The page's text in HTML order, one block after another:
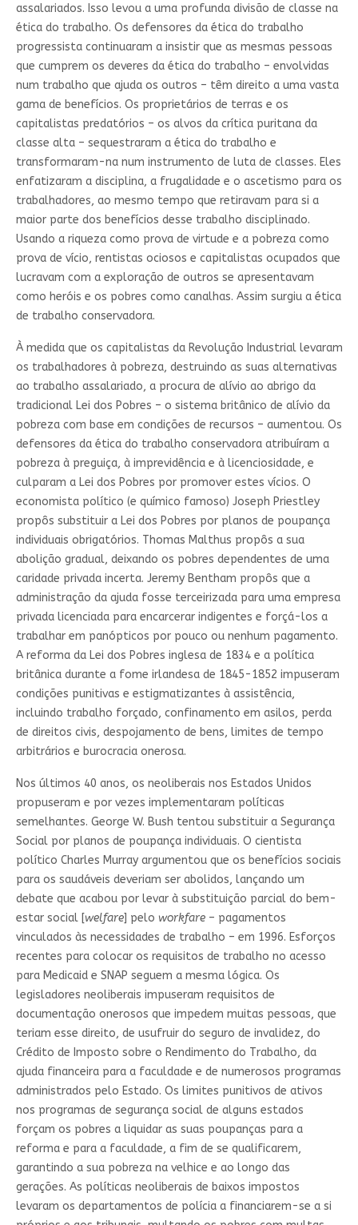
assalariados. Isso levou a uma profunda divisão de classe na
ética do trabalho. Os defensores da ética do trabalho
progressista continuaram a insistir que as mesmas pessoas
que cumprem os deveres da ética do trabalho – envolvidas
num trabalho que ajuda os outros – têm direito a uma vasta
gama de benefícios. Os proprietários de terras e os
capitalistas predatórios – os alvos da crítica puritana da
classe alta – sequestraram a ética do trabalho e
transformaram-na num instrumento de luta de classes. Eles
enfatizaram a disciplina, a frugalidade e o ascetismo para os
trabalhadores, ao mesmo tempo que retiravam para si a
maior parte dos benefícios desse trabalho disciplinado.
Usando a riqueza como prova de virtude e a pobreza como
prova de vício, rentistas ociosos e capitalistas ocupados que
lucravam com a exploração de outros se apresentavam
como heróis e os pobres como canalhas. Assim surgiu a ética
de trabalho conservadora.
À medida que os capitalistas da Revolução Industrial levaram
os trabalhadores à pobreza, destruindo as suas alternativas
ao trabalho assalariado, a procura de alívio ao abrigo da
tradicional Lei dos Pobres – o sistema britânico de alívio da
pobreza com base em condições de recursos – aumentou. Os
defensores da ética do trabalho conservadora atribuíram a
pobreza à preguiça, à imprevidência e à licenciosidade, e
culparam a Lei dos Pobres por promover estes vícios. O
economista político (e químico famoso) Joseph Priestley
propôs substituir a Lei dos Pobres por planos de poupança
individuais obrigatórios. Thomas Malthus propôs a sua
abolição gradual, deixando os pobres dependentes de uma
caridade privada incerta. Jeremy Bentham propôs que a
administração da ajuda fosse terceirizada para uma empresa
privada licenciada para encarcerar indigentes e forçá-los a
trabalhar em panópticos por pouco ou nenhum pagamento.
A reforma da Lei dos Pobres inglesa de 1834 e a política
britânica durante a fome irlandesa de 1845-1852 impuseram
condições punitivas e estigmatizantes à assistência,
incluindo trabalho forçado, confinamento em asilos, perda
de direitos civis, despojamento de bens, limites de tempo
arbitrários e burocracia onerosa.
Nos últimos 40 anos, os neoliberais nos Estados Unidos
propuseram e por vezes implementaram políticas
semelhantes. George W. Bush tentou substituir a Segurança
Social por planos de poupança individuais. O cientista
político Charles Murray argumentou que os benefícios sociais
para os saudáveis ​​deveriam ser abolidos, lançando um
debate que acabou por levar à substituição parcial do bem-
estar social [welfare] pelo workfare– pagamentos
vinculados às necessidades de trabalho – em 1996. Esforços
recentes para colocar os requisitos de trabalho no acesso
para Medicaid e SNAP seguem a mesma lógica. Os
legisladores neoliberais impuseram requisitos de
documentação onerosos que impedem muitas pessoas, que
teriam esse direito, de usufruir do seguro de invalidez, do
Crédito de Imposto sobre o Rendimento do Trabalho, da
ajuda financeira para a faculdade e de numerosos programas
administrados pelo Estado. Os limites punitivos de ativos
nos programas de segurança social de alguns estados
forçam os pobres a liquidar as suas poupanças para a
reforma e para a faculdade, a fim de se qualificarem,
garantindo a sua pobreza na velhice e ao longo das
gerações. As políticas neoliberais de baixos impostos
levaram os departamentos de polícia a financiarem-se a si